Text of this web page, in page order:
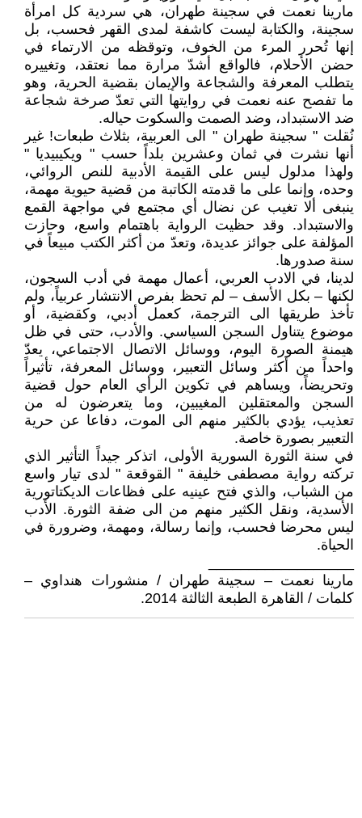
مارينا نعمت في سجينة طهران، هي سردية كل امرأة
سجينة، والكتابة ليست كاشفة لمدى القهر فحسب، بل
إنها تُحرر المرء من الخوف، وتوقظه من الارتماء في
حضن الأحلام، فالواقع أشدّ مرارة مما نعتقد، وتغييره
يتطلب المعرفة والشجاعة والإيمان بقضية الحرية، وهو
ما تفصح عنه نعمت في روايتها التي تعدّ صرخة شجاعة
ضد الاستبداد، وضد الصمت والسكوت حياله.
نُقلت " سجينة طهران " الى العربية، بثلاث طبعات! غير
أنها نشرت في ثمان وعشرين بلداً حسب " ويكيبيديا "
ولهذا مدلول ليس على القيمة الأدبية للنص الروائي،
وحده، وإنما على ما قدمته الكاتبة من قضية حيوية مهمة،
ينبغى ألا تغيب عن نضال أي مجتمع في مواجهة القمع
والاستبداد. وقد حظيت الرواية باهتمام واسع، وحازت
المؤلفة على جوائز عديدة، وتعدّ من أكثر الكتب مبيعاً في
سنة صدورها.
لدينا، في الادب العربي، أعمال مهمة في أدب السجون،
لكنها – بكل الأسف – لم تحظ بفرص الانتشار عربياً، ولم
تأخذ طريقها الى الترجمة، كعمل أدبي، وكقضية، أو
موضوع يتناول السجن السياسي. والأدب، حتى في ظل
هيمنة الصورة اليوم، ووسائل الاتصال الاجتماعي، يعدّ
واحداً من أكثر وسائل التعبير، ووسائل المعرفة، تأثيراً
وتحريضاً، ويساهم في تكوين الرأي العام حول قضية
السجن والمعتقلين المغيبين، وما يتعرضون له من
تعذيب، يؤدي بالكثير منهم الى الموت، دفاعا عن حرية
التعبير بصورة خاصة.
في سنة الثورة السورية الأولى، اتذكر جيداً التأثير الذي
تركته رواية مصطفى خليفة " القوقعة " لدى تيار واسع
من الشباب، والذي فتح عينيه على فظاعات الديكتاتورية
الأسدية، ونقل الكثير منهم من الى ضفة الثورة. الأدب
ليس محرضا فحسب، وإنما رسالة، ومهمة، وضرورة في
الحياة.
مارينا نعمت – سجينة طهران / منشورات هنداوي –
كلمات / القاهرة الطبعة الثالثة 2014.